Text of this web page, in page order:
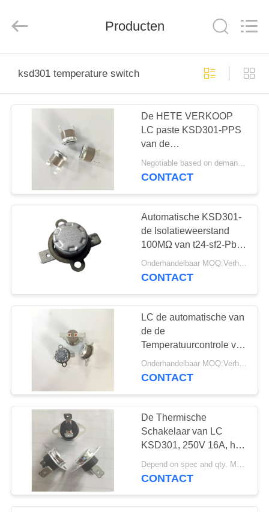
PRODUCTEN
VIDEOS
SHOW
ONGEVEER
FABRIEKSREIS
KWALITEITSCONTROLE
CONTACTEER
ONS
NIEUWS
GEVALLEN
SITEMAP
Rights
Producten
ksd301 temperature switch
De HETE VERKOOP
LC paste KSD301-PPS
van de
Temperatuurschakelaar
hoogst Geval
Negotiable based on demand quantity MOQ:2000pcs, overeen te komen zou kunnen zijn
CONTACT
Automatische KSD301-
de Isolatieweerstand
100MΩ van t24-sf2-Pb
van de
Temperatuurschakelaar
Onderhandelbaar MOQ:Verhandelbaar
CONTACT
LC de automatische van
de de
Temperatuurcontrole van
de het Terugstellen
Losse Steun KSD301
PPS Geval 180°
Onderhandelbaar MOQ:Verhandelbaar
CONTACT
De Thermische
Schakelaar van LC
KSD301, 250V 16A, het
Handterugstellen,
Phenolic Geval, Eind90°
CONTACT